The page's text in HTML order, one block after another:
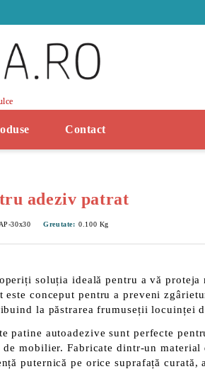
Contact
adeziv patrat
30x30 Greutate: 0.100 Kg
soluția ideală pentru a vă
este conceput pentru a preveni
la păstrarea frumuseții locuinței
patine autoadezive sunt perfecte
de mobilier. Fabricate dintr-un
puternică pe orice suprafață